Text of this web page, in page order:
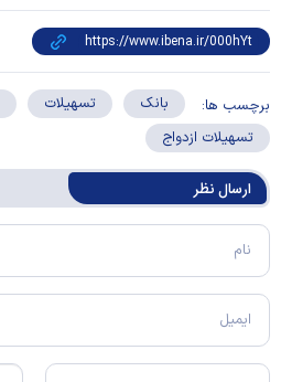
برچسب ها: بانک تسهیلات
تسهیلات ازدواج
ارسال‌ نظر